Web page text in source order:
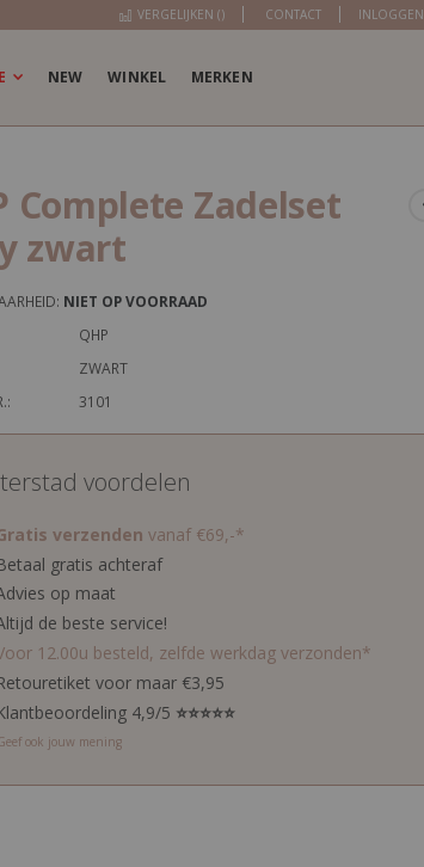
VERGELIJKEN () CONTACT INLOGGEN
NEW WINKEL MERKEN
Complete Zadelset
zwart
NIET OP VOORRAAD
QHP
ZWART
3101
voordelen
verzenden vanaf €69,-*
gratis achteraf
op maat
de beste service!
12.00u besteld, zelfde werkdag verzonden*
voor maar €3,95
4,9/5 ⭐⭐⭐⭐⭐
ook jouw mening